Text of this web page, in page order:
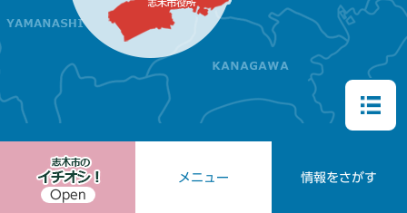
Open
メニュー 情報をさがす